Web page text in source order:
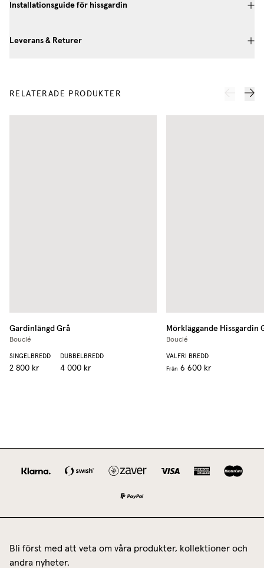
Installationsguide för hissgardin
Leverans & Returer
RELATERADE PRODUKTER
GardinlängdGrå
Bouclé
SINGELBREDD
2 800 kr
DUBBELBREDD
4 000 kr
Mörkläggande Hissgardin
Bouclé
VALFRI BREDD
Från 6 600 kr
Bli först med att veta om våra produkter, kollektioner och
andra nyheter.